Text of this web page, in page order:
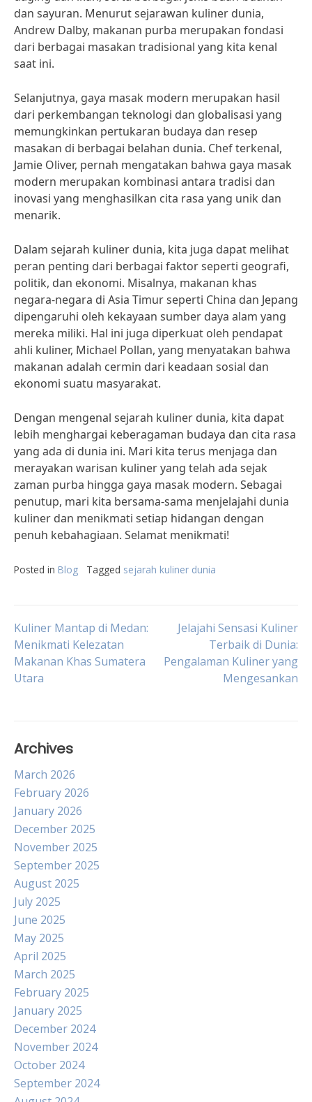
dan sayuran. Menurut sejarawan kuliner dunia,
Andrew Dalby, makanan purba merupakan fondasi
dari berbagai masakan tradisional yang kita kenal
saat ini.
Selanjutnya, gaya masak modern merupakan hasil
dari perkembangan teknologi dan globalisasi yang
memungkinkan pertukaran budaya dan resep
masakan di berbagai belahan dunia. Chef terkenal,
Jamie Oliver, pernah mengatakan bahwa gaya masak
modern merupakan kombinasi antara tradisi dan
inovasi yang menghasilkan cita rasa yang unik dan
menarik.
Dalam sejarah kuliner dunia, kita juga dapat melihat
peran penting dari berbagai faktor seperti geografi,
politik, dan ekonomi. Misalnya, makanan khas
negara-negara di Asia Timur seperti China dan Jepang
dipengaruhi oleh kekayaan sumber daya alam yang
mereka miliki. Hal ini juga diperkuat oleh pendapat
ahli kuliner, Michael Pollan, yang menyatakan bahwa
makanan adalah cermin dari keadaan sosial dan
ekonomi suatu masyarakat.
Dengan mengenal sejarah kuliner dunia, kita dapat
lebih menghargai keberagaman budaya dan cita rasa
yang ada di dunia ini. Mari kita terus menjaga dan
merayakan warisan kuliner yang telah ada sejak
zaman purba hingga gaya masak modern. Sebagai
penutup, mari kita bersama-sama menjelajahi dunia
kuliner dan menikmati setiap hidangan dengan
penuh kebahagiaan. Selamat menikmati!
Posted in Blog Tagged sejarah kuliner dunia
Post
navigation
Kuliner Mantap di Medan:
Menikmati Kelezatan
Makanan Khas Sumatera
Utara
Jelajahi Sensasi Kuliner
Terbaik di Dunia:
Pengalaman Kuliner yang
Mengesankan
Archives
March 2026
February 2026
January 2026
December 2025
November 2025
September 2025
August 2025
July 2025
June 2025
May 2025
April 2025
March 2025
February 2025
January 2025
December 2024
November 2024
October 2024
September 2024